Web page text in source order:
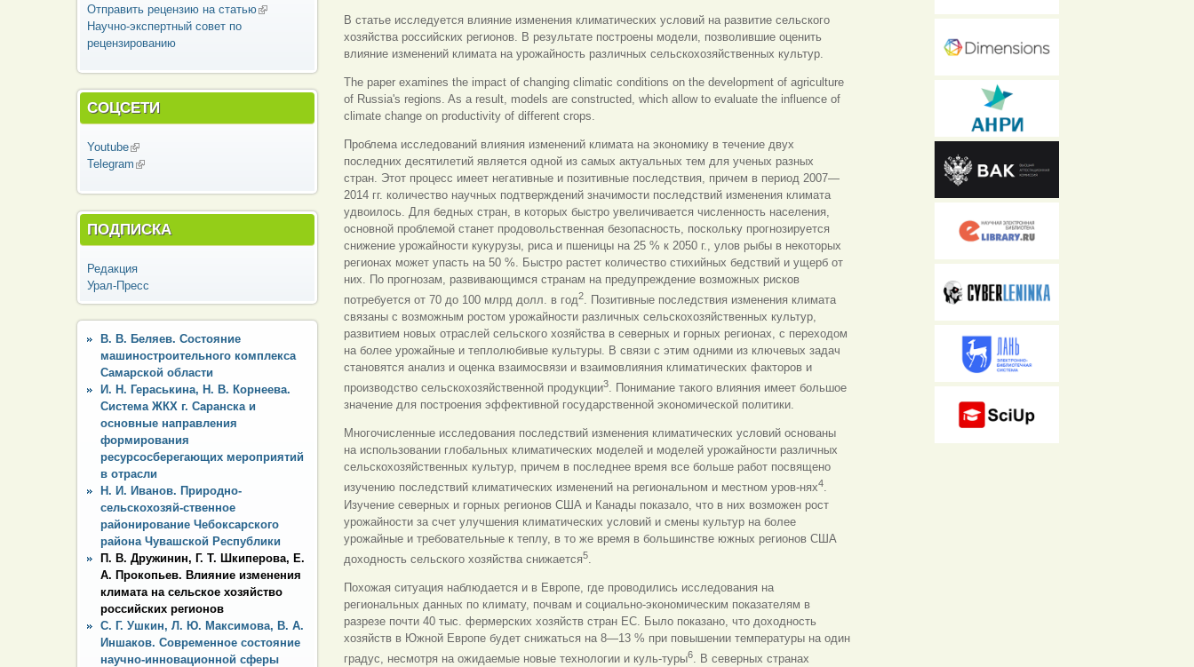
Отправить рецензию на статью(внешняя
Научно-экспертный совет по
рецензированию
СОЦСЕТИ
Youtube(внешняя ссылка)
Telegram (внешняя ссылка)
ПОДПИСКА
Редакция
Урал-Пресс
В. В. Беляев. Состояние
машиностроительного комплекса
Самарской области
И. Н. Гераськина, Н. В. Корнеева.
Система ЖКХ г. Саранска и
основные направления
формирования
ресурсосберегающих мероприятий
в отрасли
Н. И. Иванов. Природно-
сельскохозяй-ственное
районирование Чебоксарского
района Чувашской Республики
П. В. Дружинин, Г. Т. Шкиперова, Е.
А. Прокопьев. Влияние изменения
климата на сельское хозяйство
российских регионов
C. Г. Ушкин, Л. Ю. Максимова, В. А.
Иншаков. Современное состояние
научно-инновационной сферы
В статье исследуется влияние изменения климатических условий на развитие сельского
хозяйства российских регионов. В результате построены модели, позволившие оценить
влияние изменений климата на урожайность различных сельскохозяйственных культур.
The paper examines the impact of changing climatic conditions on the development of agriculture
of Russia's regions. As a result, models are constructed, which allow to evaluate the influence of
climate change on productivity of different crops.
Проблема исследований влияния изменений климата на экономику в течение двух
последних десятилетий является одной из самых актуальных тем для ученых разных
стран. Этот процесс имеет негативные и позитивные последствия, причем в период 2007—
2014 гг. количество научных подтверждений значимости последствий изменения климата
удвоилось. Для бедных стран, в которых быстро увеличивается численность населения,
основной проблемой станет продовольственная безопасность, поскольку прогнозируется
снижение урожайности кукурузы, риса и пшеницы на 25 % к 2050 г., улов рыбы в некоторых
регионах может упасть на 50 %. Быстро растет количество стихийных бедствий и ущерб от
них. По прогнозам, развивающимся странам на предупреждение возможных рисков
потребуется от 70 до 100 млрд долл. в год2. Позитивные последствия изменения климата
связаны с возможным ростом урожайности различных сельскохозяйственных культур,
развитием новых отраслей сельского хозяйства в северных и горных регионах, с переходом
на более урожайные и теплолюбивые культуры. В связи с этим одними из ключевых задач
становятся анализ и оценка взаимосвязи и взаимовлияния климатических факторов и
производство сельскохозяйственной продукции3. Понимание такого влияния имеет большое
значение для построения эффективной государственной экономической политики.
Многочисленные исследования последствий изменения климатических условий основаны
на использовании глобальных климатических моделей и моделей урожайности различных
сельскохозяйственных культур, причем в последнее время все больше работ посвящено
изучению последствий климатических изменений на региональном и местном уров-нях4.
Изучение северных и горных регионов США и Канады показало, что в них возможен рост
урожайности за счет улучшения климатических условий и смены культур на более
урожайные и требовательные к теплу, в то же время в большинстве южных регионов США
доходность сельского хозяйства снижается5.
Похожая ситуация наблюдается и в Европе, где проводились исследования на
региональных данных по климату, почвам и социально-экономическим показателям в
разрезе почти 40 тыс. фермерских хозяйств стран ЕС. Было показано, что доходность
хозяйств в Южной Европе будет снижаться на 8—13 % при повышении температуры на один
градус, несмотря на ожидаемые новые технологии и куль-туры6. В северных странах